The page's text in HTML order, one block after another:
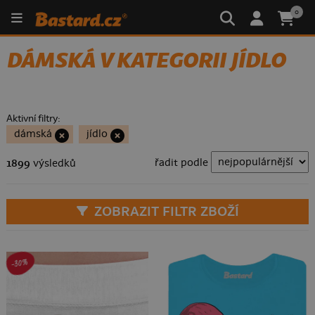
0
DÁMSKÁ V KATEGORII JÍDLO
Aktivní filtry:
dámská jídlo
1899 výsledků řadit podle
ZOBRAZIT FILTR ZBOŽÍ
-30%